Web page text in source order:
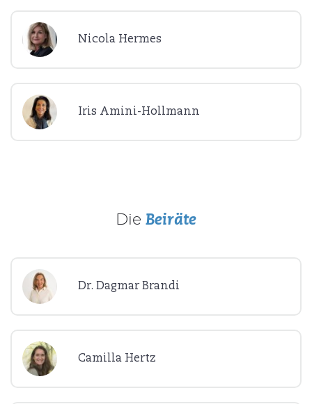
Nicola Hermes
Iris Amini-Hollmann
Die Beiräte
Dr. Dagmar Brandi
Camilla Hertz